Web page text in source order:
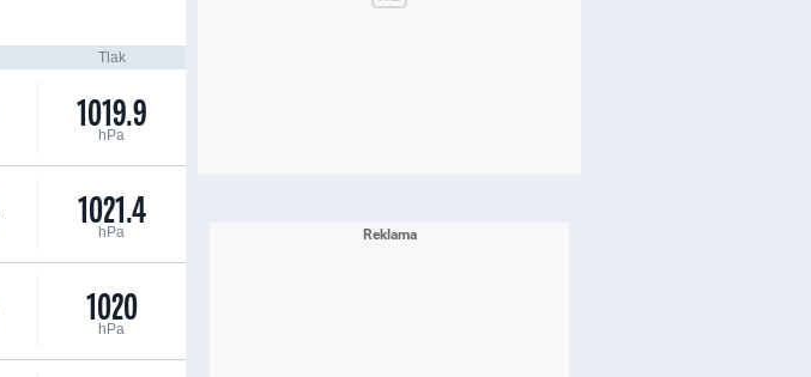
Tlak
1019.9
hPa
1021.4
hPa
1020
hPa